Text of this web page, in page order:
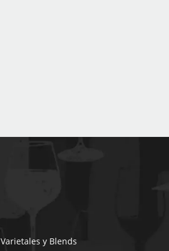
Varietales y Blends